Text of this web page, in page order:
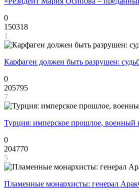
0
150318
1
Карфаген должен быть разрушен:
0
205795
7
Турция: имперское прошлое, военный
0
204770
5
Пламенные монархисты: генерал